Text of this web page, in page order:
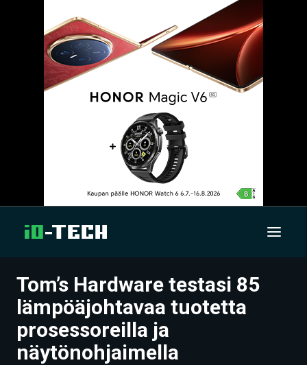
UUTISET
ARTIKKELIT
VIDEOT
Tom’s Hardware testasi 85
lämpöäjohtavaa tuotetta
prosessoreilla ja
näytönohjaimella